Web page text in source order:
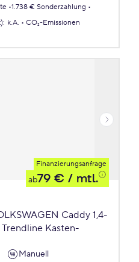
1.738 € Sonderzahlung
: k.A.
CO₂-Emissionen
Finanzierungsanfrage
ab79 € / mtl.
Caddy 1,4-
Kasten-
Manuell